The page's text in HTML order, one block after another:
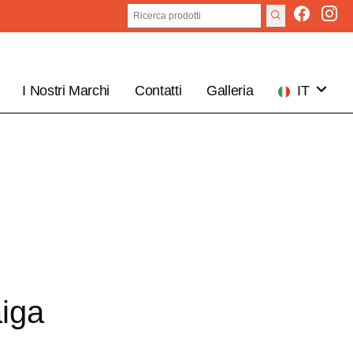
I Nostri Marchi Contatti Galleria
IT